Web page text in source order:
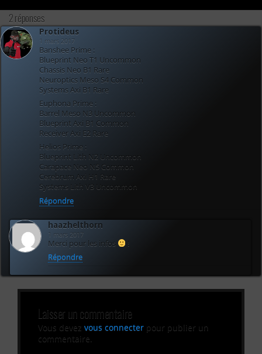
2 réponses
Protideus
1 mars 2017
Banshee Prime :
Blueprint Neo T1 Uncommon
Chassis Neo B1 Rare
Neuroptics Meso S4 Common
Systems Axi B1 Rare
Euphona Prime :
Barrel Meso N3 Uncommon
Blueprint Axi B1 Common
Receiver Axi E2 Rare
Helios Prime :
Blueprint Lith N2 Uncommon
Carapace Neo N5 Common
Cerebrum Axi H1 Rare
Systems Lith V3 Uncommon
Répondre
haazhelthorn
1 mars 2017
Merci pour les infos
!
Répondre
Laisser un commentaire
Vous devez vous connecter pour publier un
commentaire.